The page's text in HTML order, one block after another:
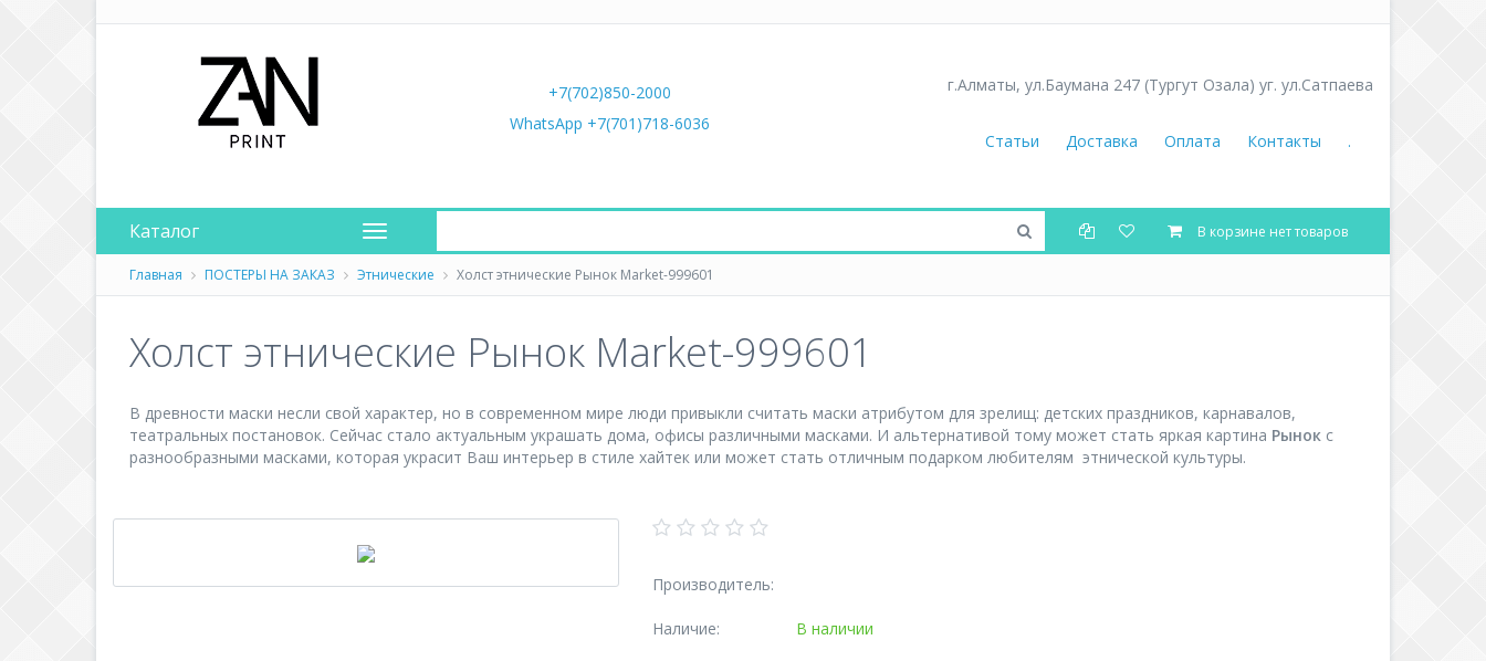
г.Алматы, ул.Баумана 247 (Тургут Озала) уг. ул.Сатпаева
Статьи Доставка Оплата Контакты .
+7(702)850-2000
WhatsApp +7(701)718-6036
Каталог В корзине нет товаров
Главная ПОСТЕРЫ НА ЗАКАЗ Этнические Холст этнические Рынок Market-999601
Холст этнические Рынок Market-999601
В древности маски несли свой характер, но в современном мире люди привыкли считать маски атрибутом для зрелищ: детских праздников, карнавалов,
театральных постановок. Сейчас стало актуальным украшать дома, офисы различными масками. И альтернативой тому может стать яркая картина Рынок с
разнообразными масками, которая украсит Ваш интерьер в стиле хайтек или может стать отличным подарком любителям этнической культуры.
Производитель:
Наличие: В наличии